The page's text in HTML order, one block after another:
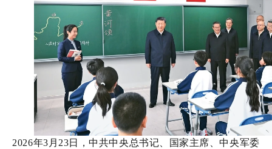
2026年3月23日，中共中央总书记、国家主席、中央军委